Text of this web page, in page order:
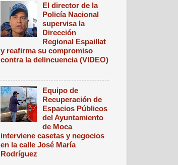
El director de la
Policía Nacional
supervisa la
Dirección
Regional Espaillat
y reafirma su compromiso
contra la delincuencia (VIDEO)
Equipo de
Recuperación de
Espacios Públicos
del Ayuntamiento
de Moca
interviene casetas y negocios
en la calle José María
Rodríguez